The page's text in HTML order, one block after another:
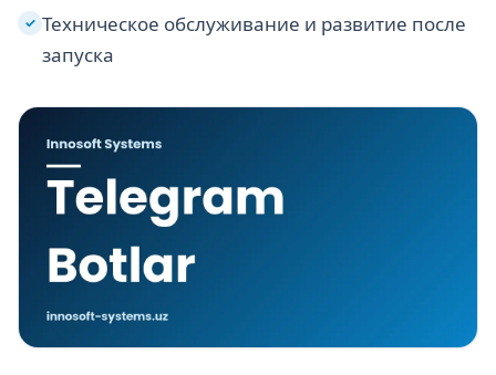
✓ Техническое обслуживание и развитие после
запуска